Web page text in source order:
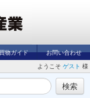
物ガイド
お問い合わせ
ようこそ ゲスト 様